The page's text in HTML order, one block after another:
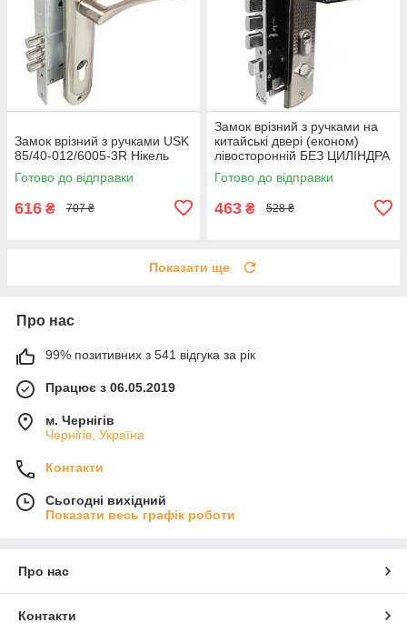
Замок врізний з ручками USK
85/40-012/6005-3R Нікель
Готово до відправки
616 ₴ 707 ₴
Замок врізний з ручками на
китайські двері (економ)
лівосторонній БЕЗ ЦИЛІНДРА
Готово до відправки
463 ₴ 528 ₴
Показати ще
Про нас
99% позитивних з 541 відгука за рік
Працює з 06.05.2019
м. Чернігів
Чернігів, Україна
Контакти
Сьогодні вихідний
Показати весь графік роботи
Про нас
Контакти